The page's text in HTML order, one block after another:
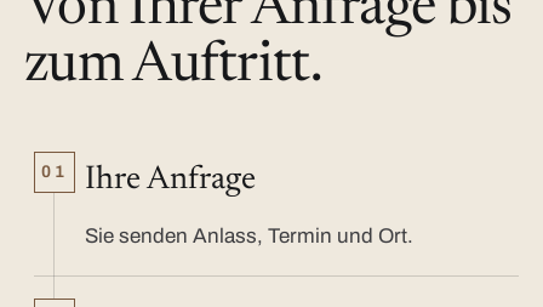
zum Auftritt.
01 Ihre Anfrage
Sie senden Anlass, Termin und Ort.